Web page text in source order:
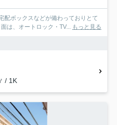
配ボックスなどが備わっておりとて
は、オートロック・TV... もっと見る
/ 1K